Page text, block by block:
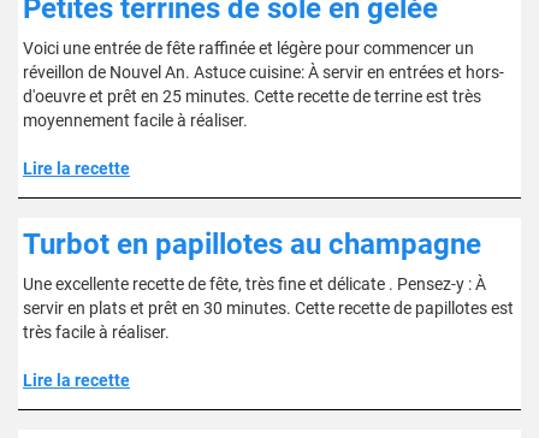
Petites terrines de sole en gelée
Voici une entrée de fête raffinée et légère pour commencer un
réveillon de Nouvel An. Astuce cuisine: À servir en entrées et hors-
d'oeuvre et prêt en 25 minutes. Cette recette de terrine est très
moyennement facile à réaliser.
Lire la recette
Turbot en papillotes au champagne
Une excellente recette de fête, très fine et délicate . Pensez-y : À
servir en plats et prêt en 30 minutes. Cette recette de papillotes est
très facile à réaliser.
Lire la recette